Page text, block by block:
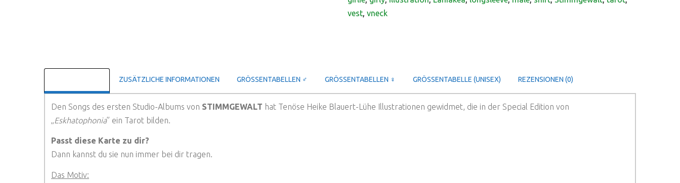
vest vneck
ZUSÄTZLICHE INFORMATIONEN GRÖSSENTABELLEN ♂ GRÖSSENTABELLEN ♀ GRÖSSENTABELLE (UNISEX) REZENSIONEN (0)
Den Songs des ersten Studio-Albums von STIMMGEWALT hat Tenöse Heike Blauert-Lühe Illustrationen gewidmet, die in der Special Edition von
Eskhatophonia” ein Tarot bilden.
Passt diese Karte zu dir?
Dann kannst du sie nun immer bei dir tragen.
Das Motiv: